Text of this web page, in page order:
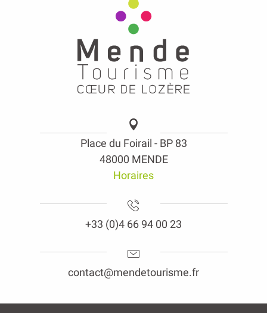
Place du Foirail - BP 83
48000 MENDE
Horaires
+33 (0)4 66 94 00 23
contact@mendetourisme.fr